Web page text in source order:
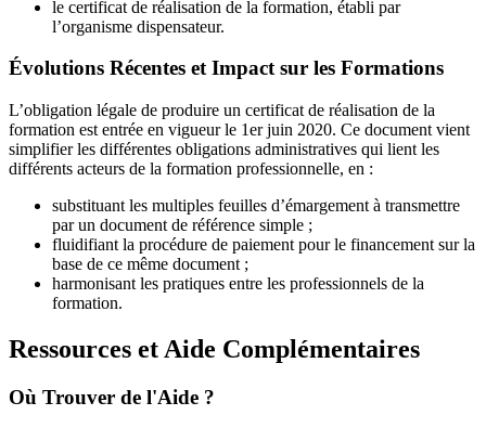
le certificat de réalisation de la formation, établi par
l’organisme dispensateur.
Évolutions Récentes et Impact sur les Formations
L’obligation légale de produire un certificat de réalisation de la
formation est entrée en vigueur le 1er juin 2020. Ce document vient
simplifier les différentes obligations administratives qui lient les
différents acteurs de la formation professionnelle, en :
substituant les multiples feuilles d’émargement à transmettre
par un document de référence simple ;
fluidifiant la procédure de paiement pour le financement sur la
base de ce même document ;
harmonisant les pratiques entre les professionnels de la
formation.
Ressources et Aide Complémentaires
Où Trouver de l'Aide ?